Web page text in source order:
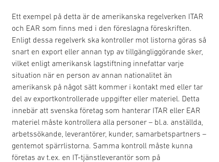
Ett exempel på detta är de amerikanska regelverken ITAR
och EAR som finns med i den föreslagna föreskriften.
Enligt dessa regelverk ska kontroller mot listorna göras så
snart en export eller annan typ av tillgängliggörande sker,
vilket enligt amerikansk lagstiftning innefattar varje
situation när en person av annan nationalitet än
amerikansk på något sätt kommer i kontakt med eller tar
del av exportkontrollerade uppgifter eller materiel. Detta
innebär att svenska företag som hanterar ITAR eller EAR
materiel måste kontrollera alla personer – bl.a. anställda,
arbetssökande, leverantörer, kunder, samarbetspartners –
gentemot spärrlistorna. Samma kontroll måste kunna
företas av t.ex. en IT-tjänstleverantör som på